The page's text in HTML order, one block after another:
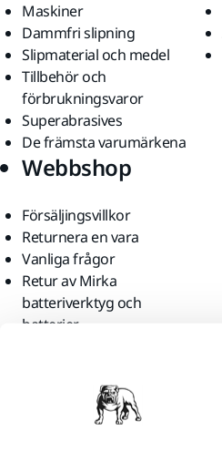
Maskiner
Dammfri slipning
Slipmaterial och medel
Tillbehör och
förbrukningsvaror
Superabrasives
De främsta varumärkena
Webbshop
Försäljingsvillkor
Returnera en vara
Vanliga frågor
Retur av Mirka
batteriverktyg och
batterier